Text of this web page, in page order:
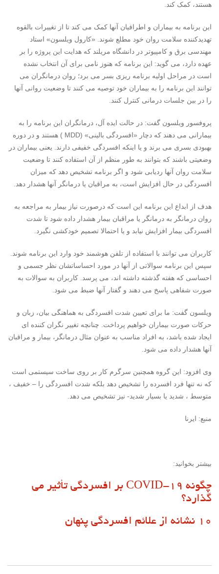
هستند، کمک کند.
این برنامه به بیماران و اطرافیان آنها کمک می کند تا از تغییرات بالقوه
تهدیدکننده سلامت روان خود مطلع شوند. «کارول ویلسون» استاد
مهندسی برق و کامپیوتر در دانشگاه مریلند که هدایت این پروژه را بر
عهده دارد، می گوید: این برنامه که هنوز نامی برای آن انتخاب نشده
است در مراحل اولیه برنامه ریزی بسر می برد؛ روان درمانگران می
توانند این برنامه را به بیماران خود توصیه می کنند تا وضعیت روانی آنها
را در بین جلسات درمانی کنترل کنند.
پروفسور ویلسون گفت: در حالت ایده آل، درمانگران این برنامه را به
بیمارانی می دهند که دچار «افسردگی بالینی» (MDD ) هستند و در دوره
بهبودی بسری می برند و یا اینکه افسردگی خفیفی دارند. یعنی بیماران در
وضعیتی باشند که بتوانند به طور منظم از آن استفاده کنند تا وضعیت
سلامت روان آنها ردیابی شود و اگر برنامه تشخیص دهد که میزان
افسردگی در حال افزایش است، به مراقبان یا درمانگر آنها هشدار دهد.
هدف از ابداع این برنامه این است که درصورت نیاز بیمار به مراجعه به
روان درمانگر به درمانگر یا مراقبان بیمار هشدار داده شود تا شدت
افسردگی بیمار افزایش نیابد و یا احتمالا تصمیم خودکشی نگیرد.
کاربران می توانند با استفاده از تلفن هوشمند خود وارد این برنامه شوند.
سپس این برنامه سوالاتی از آنها در مورد احساساتشان نظر جسمی و
احساسی که هفته گذشته داشته اند، می پرسد. کاربران به سوالات به
صورت شفاهی پاسخ می دهند و گفتار آنها ضبط می شود.
ویلسون گفت: ما برای تعیین شدت افسردگی به هماهنگی بیان، زبان و
حرکات صورت بیماران خواهیم پرداخت. چنانچه تغییر نگران کننده ای
ایجاد شده باشد، به افراد مناسب به عنوان مثال درمانگر، بیمار و مراقبان
آنها هشدار داده می شود.
وی افزود: این گروه همچنین سرگرم کار بر روی ساخت سیستمی است
که نه تنها فرد افسرده را تشخیص دهد بلکه شدت افسردگی را – خفیف ،
متوسط ​​، شدید یا بسیار شدید- نیز تشخیص می دهد.
منبع: ایرنا
بیشتر بخوانید:
چگونه COVID-19 بر افسردگی تأثیر می
گذارد؟
۱۰ نشانه از علائم افسردگی پنهان